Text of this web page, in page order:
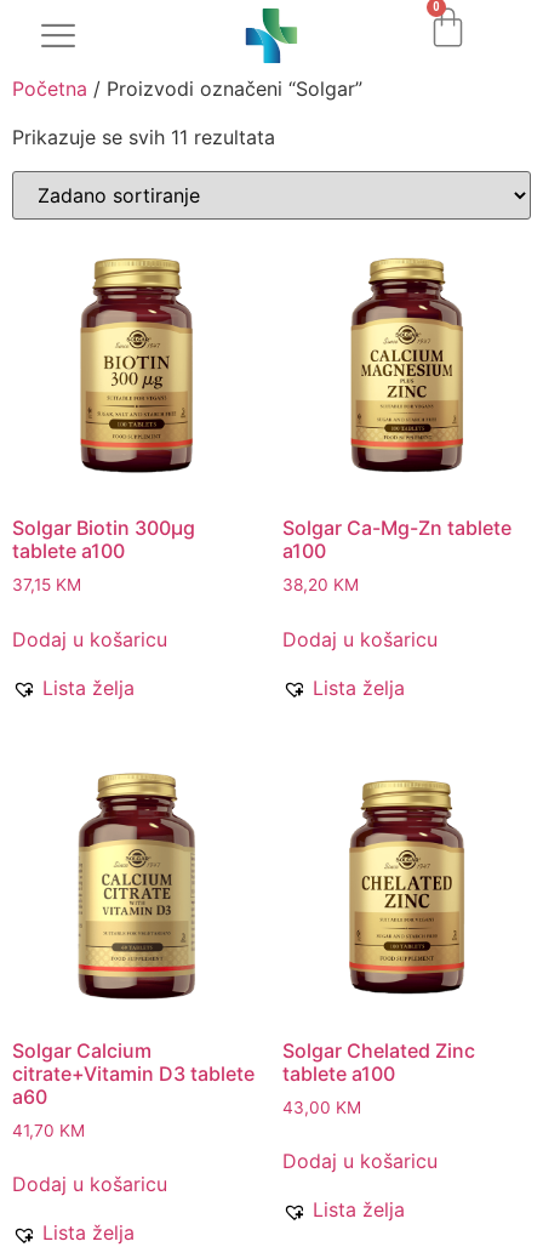
0
Početna / Proizvodi označeni “Solgar”
Prikazuje se svih 11 rezultata
Solgar Biotin 300μg
tablete a100
37,15 KM
Dodaj u košaricu
Lista želja
Solgar Ca-Mg-Zn tablete
a100
38,20 KM
Dodaj u košaricu
Lista želja
Solgar Calcium
citrate+Vitamin D3 tablete
a60
41,70 KM
Dodaj u košaricu
Lista želja
Solgar Chelated Zinc
tablete a100
43,00 KM
Dodaj u košaricu
Lista želja